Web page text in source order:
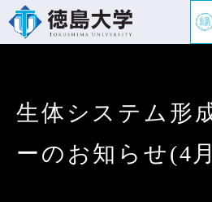
生体システム形
ーのお知らせ(4